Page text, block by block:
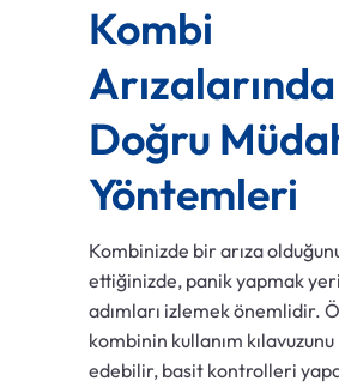
Kombi
Arızalarında
Doğru
Yöntemleri
Kombinizde bir arıza
ettiğinizde, panik yapmak
adımları izlemek önemlidir.
kombinin kullanım
edebilir, basit kontrolleri